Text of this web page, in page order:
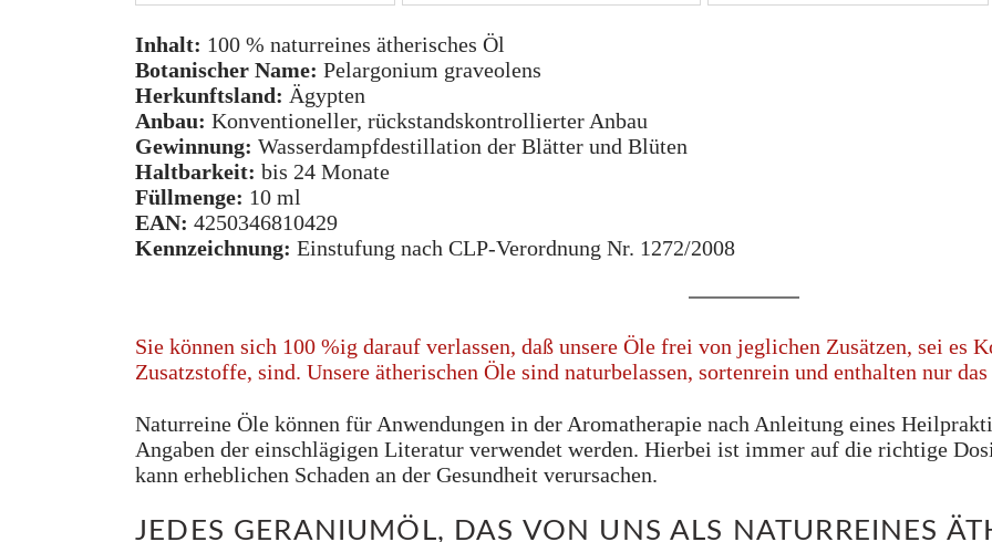
Inhalt: 100 % naturreines ätherisches Öl
Botanischer Name: Pelargonium graveolens
Herkunftsland: Ägypten
Anbau: Konventioneller, rückstandskontrollierter Anbau
Gewinnung: Wasserdampfdestillation der Blätter und Blüten
Haltbarkeit: bis 24 Monate
Füllmenge: 10 ml
EAN: 4250346810429
Kennzeichnung: Einstufung nach CLP-Verordnung Nr. 1272/2008
Sie können sich 100 %ig darauf verlassen, daß unsere Öle frei von jeglichen Zusätzen, sei es
Zusatzstoffe, sind. Unsere ätherischen Öle sind naturbelassen, sortenrein und enthalten nur
Naturreine Öle können für Anwendungen in der Aromatherapie nach Anleitung eines
Angaben der einschlägigen Literatur verwendet werden. Hierbei ist immer auf die richtige
kann erheblichen Schaden an der Gesundheit verursachen.
JEDES GERANIUMÖL, DAS VON UNS ALS NATURREINES